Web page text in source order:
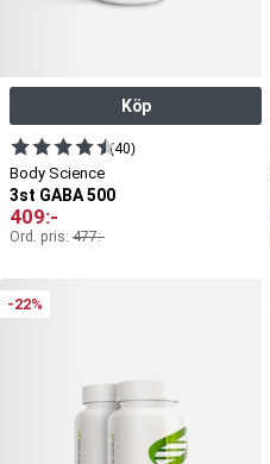
Köp
(40)
Body Science
3st GABA 500
409:-
Ord. pris: 477:-
-22%